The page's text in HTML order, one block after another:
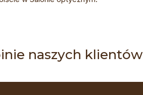
naszych klientów